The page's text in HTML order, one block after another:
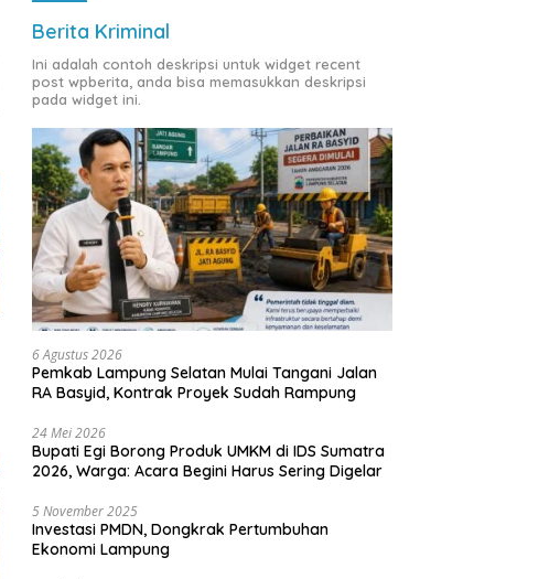
Berita Kriminal
Ini adalah contoh deskripsi untuk widget recent
post wpberita, anda bisa memasukkan deskripsi
pada widget ini.
6 Agustus 2026
Pemkab Lampung Selatan Mulai Tangani Jalan
RA Basyid, Kontrak Proyek Sudah Rampung
24 Mei 2026
Bupati Egi Borong Produk UMKM di IDS Sumatra
2026, Warga: Acara Begini Harus Sering Digelar
5 November 2025
Investasi PMDN, Dongkrak Pertumbuhan
Ekonomi Lampung